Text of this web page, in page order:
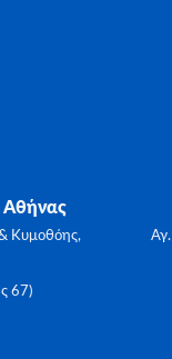
Αθήνας
& Κυμοθόης, Αγ.
67)